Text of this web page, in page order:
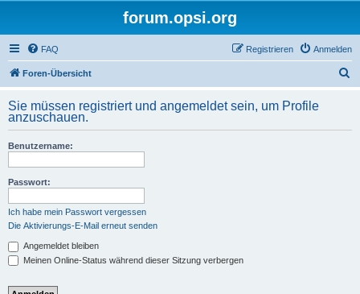
forum.opsi.org
FAQ Anmelden
Registrieren
Foren-Übersicht
h
Sie müssen registriert und angemeldet sein, um Profile
anzuschauen.
Benutzername:
Passwort:
Ich habe mein Passwort vergessen
Die Aktivierungs-E-Mail erneut senden
Angemeldet bleiben
Meinen Online-Status während dieser Sitzung verbergen